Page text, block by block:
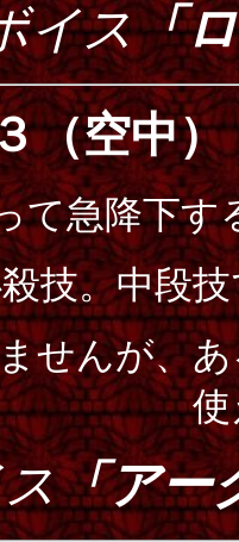
イス「
（空中）
て急降下す
技。中段
せんが、
使
「アー